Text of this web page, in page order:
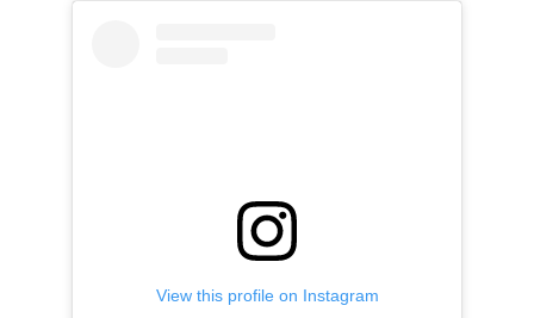
View this profile on Instagram